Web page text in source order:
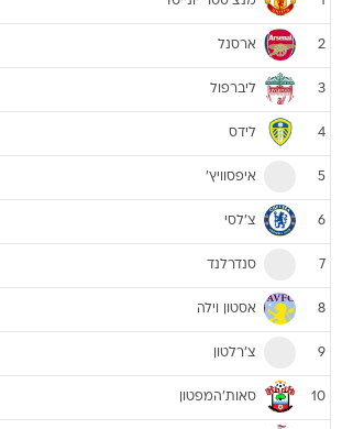
2 ארסנל
3 ליברפול
4 לידס
5 איפסוויץ'
6 צ'לסי
7 סנדרלנד
8 אסטון וילה
9 צ'רלטון
10 סאות'המפטון